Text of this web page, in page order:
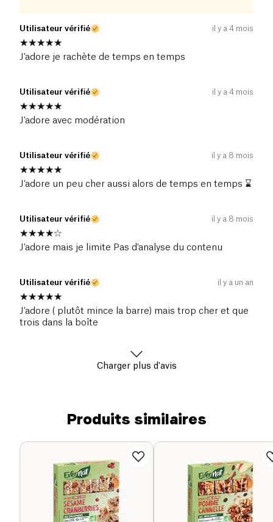
Utilisateur vérifié il y a 4 mois
J'adore je rachète de temps en temps
Utilisateur vérifié il y a 4 mois
J'adore avec modération
Utilisateur vérifié il y a 8 mois
J'adore un peu cher aussi alors de temps en temps ⌛️
Utilisateur vérifié il y a 8 mois
J'adore mais je limite Pas d'analyse du contenu
Utilisateur vérifié il y a un an
J'adore ( plutôt mince la barre) mais trop cher et que
trois dans la boîte
Charger plus d'avis
Produits similaires